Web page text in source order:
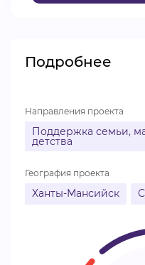
Подробнее
Направления проекта
Поддержка семьи,
детства
География проекта
Ханты-Мансийск